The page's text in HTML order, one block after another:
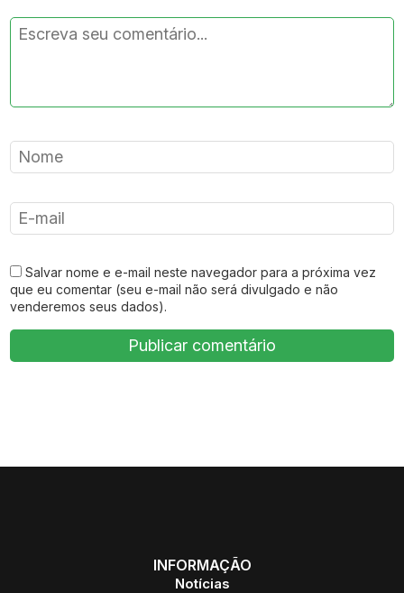
Salvar nome e e-mail neste navegador para a próxima vez
que eu comentar (seu e-mail não será divulgado e não
venderemos seus dados).
INFORMAÇÃO
Notícias